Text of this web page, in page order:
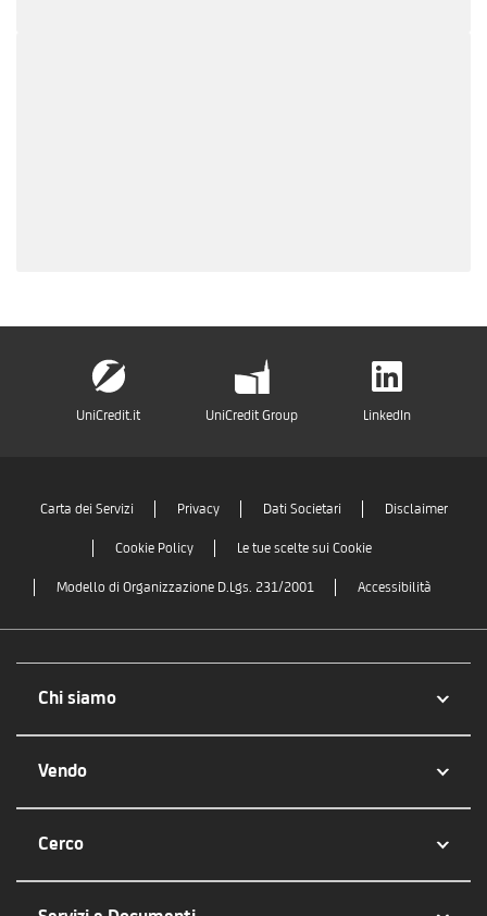
UniCredit.it UniCredit Group LinkedIn
Carta dei Servizi Privacy Dati Societari Disclaimer
Cookie Policy Le tue scelte sui Cookie
Modello di Organizzazione D.Lgs. 231/2001 Accessibilità
Chi siamo
Vendo
Cerco